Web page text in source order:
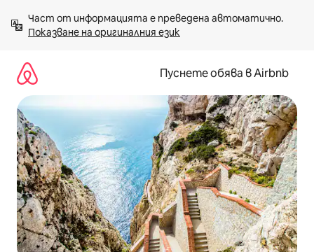
към
съдържанието
Показване на оригиналния език
Пуснете обява в Airbnb